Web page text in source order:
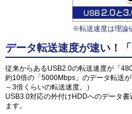
※転送速度は理論
データ転送速度が速い！
従来からあるUSB2.0の転送速度が「
約10倍の「5000Mbps」のデータ転送
～3倍くらいの転送速度。）
USB3.0対応の外付けHDDへのデータ
ます。